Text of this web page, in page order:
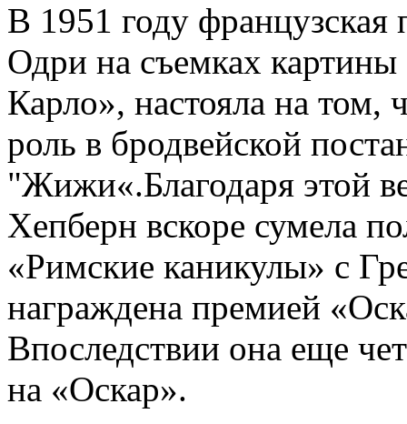
В 1951 году французская
Одри на съемках
Карло», настояла на
роль в бродвейской
"Жижи«.Благодаря этой
Хепберн вскоре сумела
«Римские каникулы» с
награждена премией
Впоследствии она еще
на «Оскар».